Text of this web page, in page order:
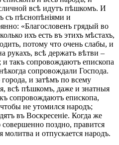
всѣ идутъ пѣшкомъ. И
съ пѣснопѣніями и
«Благословенъ грядый во
ихъ есть въ этихъ мѣстахъ,
потому что очень слабы, и
рукахъ, всѣ держатъ вѣтви –
такъ сопровождаютъ епископа
сопровождали Господа.
и затѣмъ по всему
всѣ пѣшкомъ, даже и знатныя
сопровождаютъ епископа,
не утомился народъ;
въ Воскресеніе. Когда же
поздно, правится
молитва и отпускается народъ.